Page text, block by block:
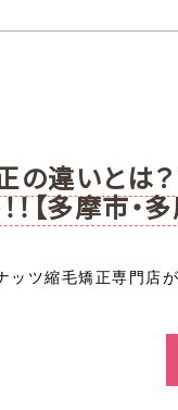
の違いとは
【多摩市・
ッツ縮毛矯正専門店